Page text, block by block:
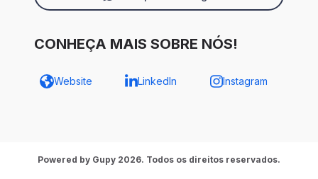
CONHEÇA MAIS SOBRE NÓS!
Website LinkedIn Instagram
Powered by Gupy 2026. Todos os direitos reservados.